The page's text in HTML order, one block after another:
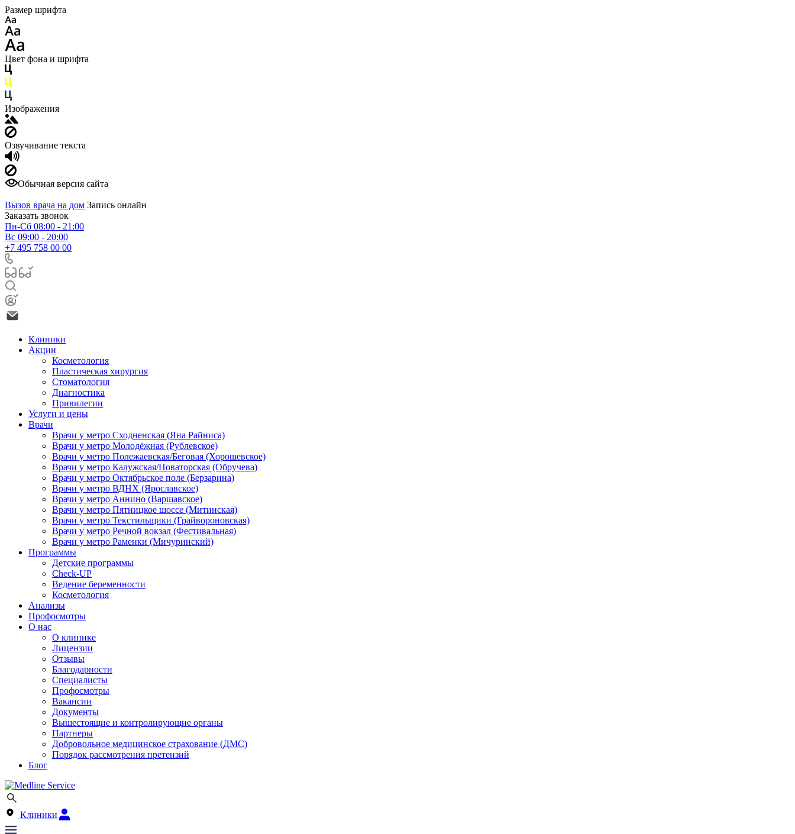
Размер шрифта
Цвет фона и шрифта
Изображения
Озвучивание текста
Обычная версия сайта
Вызов врача на дом Запись онлайн
Заказать звонок
Пн-Сб 08:00 - 21:00
Вс 09:00 - 20:00
+7 495 758 00 00
Клиники
Акции
Косметология
Пластическая хирургия
Стоматология
Диагностика
Привилегии
Услуги и цены
Врачи
Врачи у метро Сходненская (Яна Райниса)
Врачи у метро Молодёжная (Рублевское)
Врачи у метро Полежаевская/Беговая (Хорошевское)
Врачи у метро Калужская/Новаторская (Обручева)
Врачи у метро Октябрьское поле (Берзарина)
Врачи у метро ВДНХ (Ярославское)
Врачи у метро Аннино (Варшавское)
Врачи у метро Пятницкое шоссе (Митинская)
Врачи у метро Текстильщики (Грайвороновская)
Врачи у метро Речной вокзал (Фестивальная)
Врачи у метро Раменки (Мичуринский)
Программы
Детские программы
Check-UP
Ведение беременности
Косметология
Анализы
Профосмотры
О нас
О клинике
Лицензии
Отзывы
Благодарности
Специалисты
Профосмотры
Вакансии
Документы
Вышестоящие и контролирующие органы
Партнеры
Добровольное медицинское страхование (ДМС)
Порядок рассмотрения претензий
Блог
Клиники